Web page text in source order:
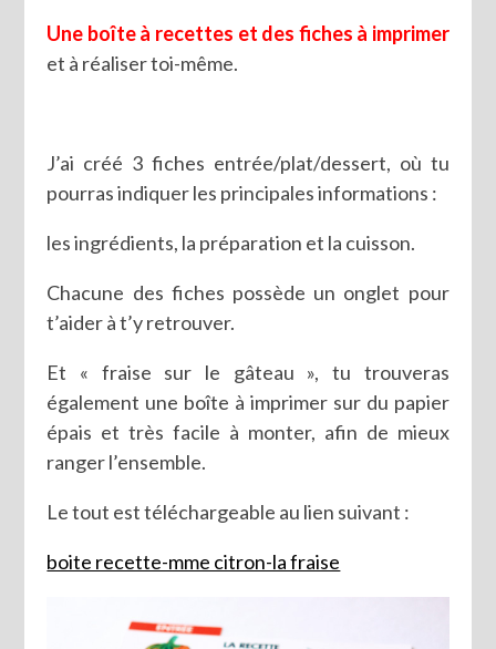
Une boîte à recettes et des fiches à imprimer
et à réaliser toi-même.
J’ai créé 3 fiches entrée/plat/dessert, où tu
pourras indiquer les principales informations :
les ingrédients, la préparation et la cuisson.
Chacune des fiches possède un onglet pour
t’aider à t’y retrouver.
Et « fraise sur le gâteau », tu trouveras
également une boîte à imprimer sur du papier
épais et très facile à monter, afin de mieux
ranger l’ensemble.
Le tout est téléchargeable au lien suivant :
boite recette-mme citron-la fraise